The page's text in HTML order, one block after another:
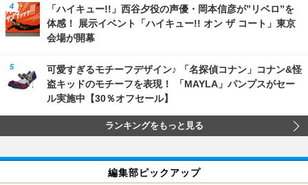
「ハイキュー!!」西谷夕役の声優・岡本信彦が”リベロ”を
体感！ 展示イベント「ハイキュー!! オン ザ コート」東京
会場が開幕
可愛すぎるモチーフデザイン♪ 「名探偵コナン」コナン&怪
盗キッドのモチーフを表現！ 「MAYLA」パンプスがセー
ル実施中【30％オフセール】
ランキングをもっと見る
編集部ピックアップ